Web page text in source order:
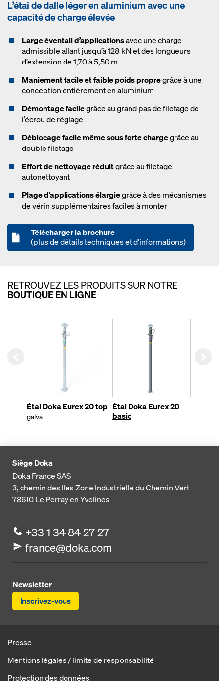
L’étai de dalle léger en aluminium avec une
capacité de charge élevée
Large éventail d’applicationsavec une charge
admissible allant jusqu’à 128 kN et des longueurs
d’extension de 1,70 à 5,50 m
Maniement facile et faible poids propregrâce à une
conception entièrement en aluminium
Démontage facilegrâce au grand pas de filetage de
l’écrou de réglage
Déblocage facile même sous forte chargegrâce au
double filetage
Effort de nettoyage réduitgrâce au filetage
autonettoyant
Plage d’applications élargiegrâce à des mécanismes
de vérin supplémentaires faciles à monter
Télécharger la brochure
(plus de détails techniques et d’informations)
RETROUVEZ LES PRODUITS SUR NOTRE
BOUTIQUE EN LIGNE
Étai Doka Eurex 20 top
galva
Étai Doka Eurex 20
basic
Siège Doka
Doka France SAS
3, chemin des IlesZone Industrielle du Chemin Vert
78610Le Perray en Yvelines
+33 1 34 84 27 27
france@doka.com
Newsletter
Inscrivez-vous
Presse
Mentions légales / limite de responsabilité
Protection des données